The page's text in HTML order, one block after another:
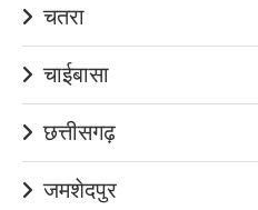
चतरा
चाईबासा
छत्तीसगढ़
जमशेदपुर